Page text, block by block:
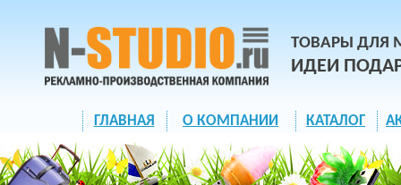
ТОВАРЫ ДЛЯ
ИДЕИ
ГЛАВНАЯ О КОМПАНИИ КАТАЛОГ